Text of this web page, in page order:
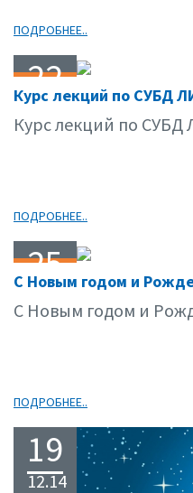
ПОДРОБНЕЕ..
22
01.15
Курс лекций по СУБД
Курс лекций по
ПОДРОБНЕЕ..
25
12.14
С Новым годом и
С Новым годом и
ПОДРОБНЕЕ..
19
12.14